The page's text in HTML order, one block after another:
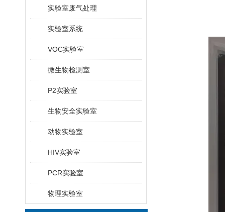
实验室废气处理
实验室系统
VOC实验室
微生物检测室
P2实验室
生物安全实验室
动物实验室
HIV实验室
PCR实验室
物理实验室